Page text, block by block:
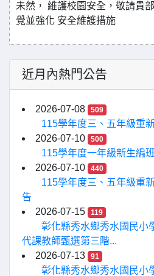
未然， 維護校園安全，敬請貴
覺並強化 安全維護措施
近月內熱門公告
2026-07-08 509
115學年度三、五年級重
2026-07-10
500
115學年度一年級新生編
2026-07-10
440
115學年度三、五年級重
告
2026-07-15
119
彰化縣秀水鄉秀水國民小
代課教師甄選第三階...
2026-07-13
91
彰化縣秀水鄉秀水國民小